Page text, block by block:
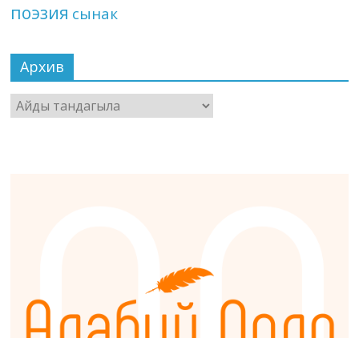
поэзия сынак
Архив
Архив